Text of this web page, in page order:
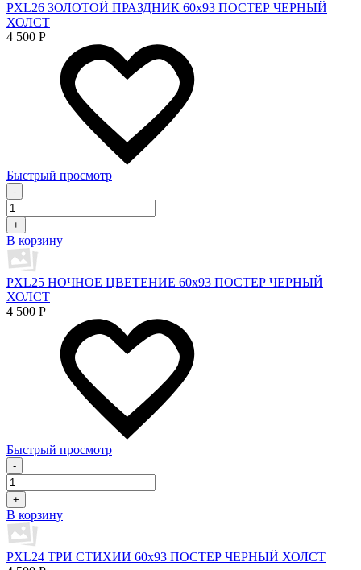
PXL26 ЗОЛОТОЙ ПРАЗДНИК 60х93 ПОСТЕР ЧЕРНЫЙ
ХОЛСТ
4 500 Р
Быстрый просмотр
-
+
В корзину
PXL25 НОЧНОЕ ЦВЕТЕНИЕ 60х93 ПОСТЕР ЧЕРНЫЙ
ХОЛСТ
4 500 Р
Быстрый просмотр
-
+
В корзину
PXL24 ТРИ СТИХИИ 60х93 ПОСТЕР ЧЕРНЫЙ ХОЛСТ